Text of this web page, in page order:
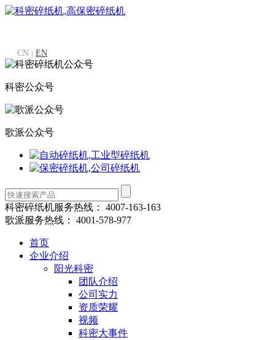
CN | EN
科密公众号
歌派公众号
科密碎纸机服务热线：
4007-163-163
歌派服务热线：
4001-578-977
首页
企业介绍
阳光科密
团队介绍
公司实力
资质荣耀
视频
科密大事件